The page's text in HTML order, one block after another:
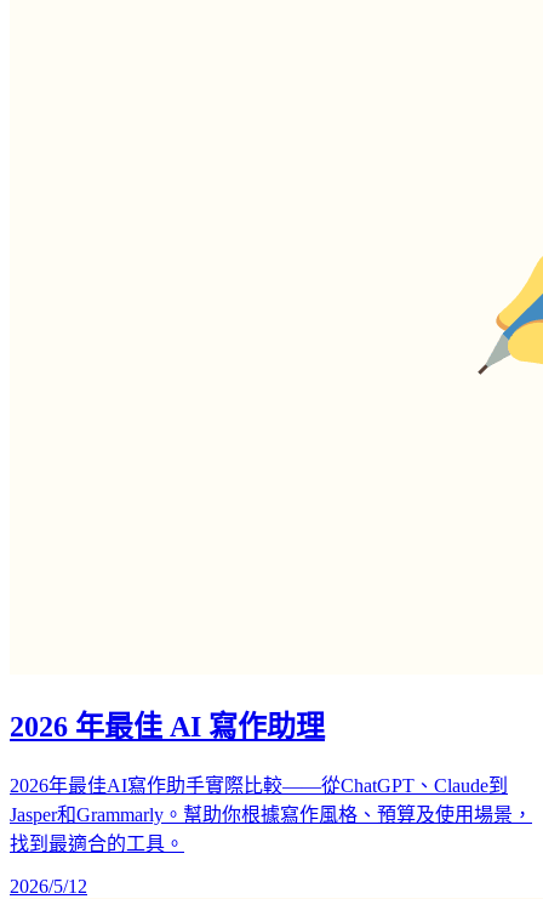
2026 年最佳 AI 寫作助理
2026年最佳AI寫作助手實際比較——從ChatGPT、Claude到
Jasper和Grammarly。幫助你根據寫作風格、預算及使用場景，
找到最適合的工具。
2026/5/12